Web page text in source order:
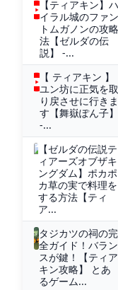
【ティアキン】ハ
イラル城のファン
トムガノンの攻略
法【ゼルダの伝
説】 -...
【 ティアキン 】
ユン坊に正気を取
り戻させに行きま
す【舞嶽ぽん子】
-...
【ゼルダの伝説テ
ィアーズオブザキ
ングダム】ポカポ
カ草の実で料理を
する方法【ティ
ア...
タジカツの祠の完
全ガイド！バラン
スが鍵！【ティア
キン攻略】 とあ
るゲーム...